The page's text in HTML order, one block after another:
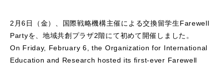
2月6日（金）、国際戦略機構主催による交換留学生Farewell
Partyを、地域共創プラザ2階にて初めて開催しました。
On Friday, February 6, the Organization for International
Education and Research hosted its first-ever Farewell